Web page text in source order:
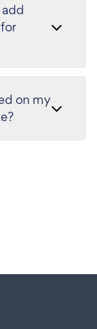
on my